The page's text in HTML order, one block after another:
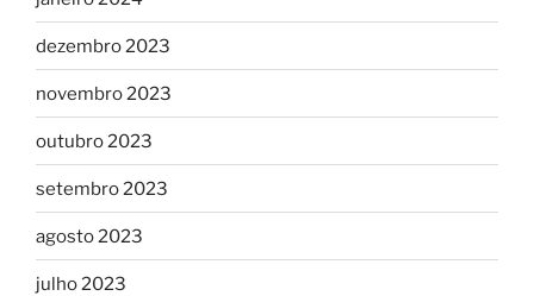
dezembro 2023
novembro 2023
outubro 2023
setembro 2023
agosto 2023
julho 2023